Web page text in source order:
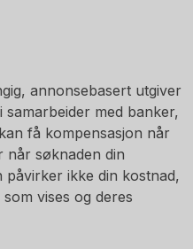
annonsebasert utgiver
samarbeider med banker,
få kompensasjon når
når søknaden din
påvirker ikke din kostnad,
vises og deres